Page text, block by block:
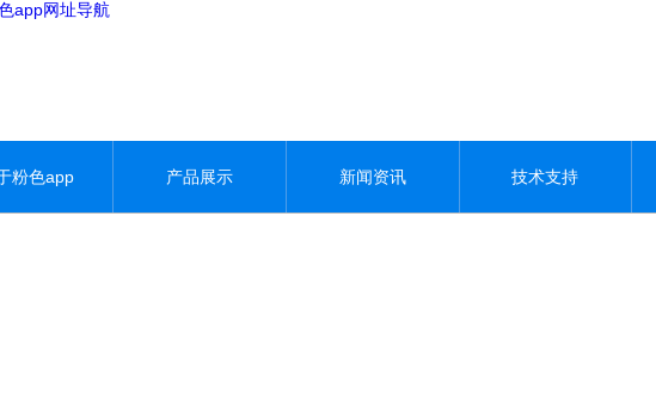
app网址导航
粉色app 产品展示 新闻资讯 技术支持